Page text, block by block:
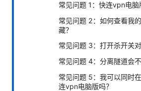
常见问题 1：快连vpn电脑
常见问题 2：如何查看我
藏？
常见问题 3：打开杀开关
常见问题 4：分离隧道会
常见问题 5：我可以同时
连vpn电脑版吗？